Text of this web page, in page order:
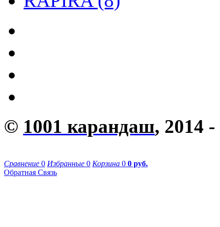
© 1001 карандаш, 2014 -
Сравнение 0 Избранные 0 Корзина 0 0 руб.
Обратная Связь